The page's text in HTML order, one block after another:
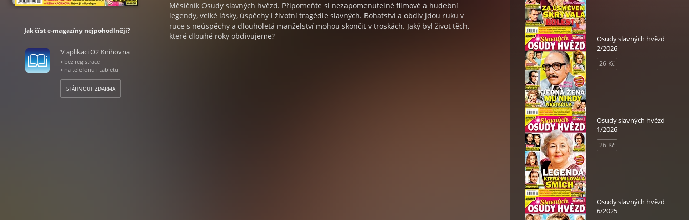
Jak číst e-magazíny nejpohodlněji?
V aplikaci O2 Knihovna
• bez registrace
• na telefonu i tabletu
STÁHNOUT ZDARMA
Měsíčník Osudy slavných hvězd. Připomeňte si nezapomenutelné filmové a hudební
legendy, velké lásky, úspěchy i životní tragédie slavných. Bohatství a obdiv jdou ruku v
ruce s neúspěchy a dlouholetá manželství mohou skončit v troskách. Jaký byl život těch,
které dlouhé roky obdivujeme?
Osudy slavných hvězd
2/2026
26 Kč
Osudy slavných hvězd
1/2026
26 Kč
Osudy slavných hvězd
6/2025